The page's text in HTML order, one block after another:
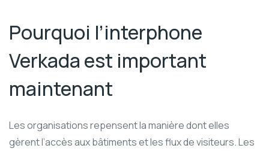
Pourquoi l’interphone
Verkada est important
maintenant
Les organisations repensent la manière dont elles
gèrent l’accès aux bâtiments et les flux de visiteurs. Les